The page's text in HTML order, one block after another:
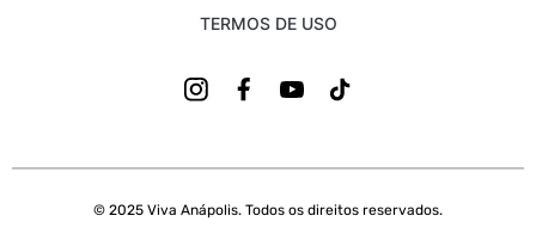
TERMOS DE USO
© 2025 Viva Anápolis. Todos os direitos reservados.